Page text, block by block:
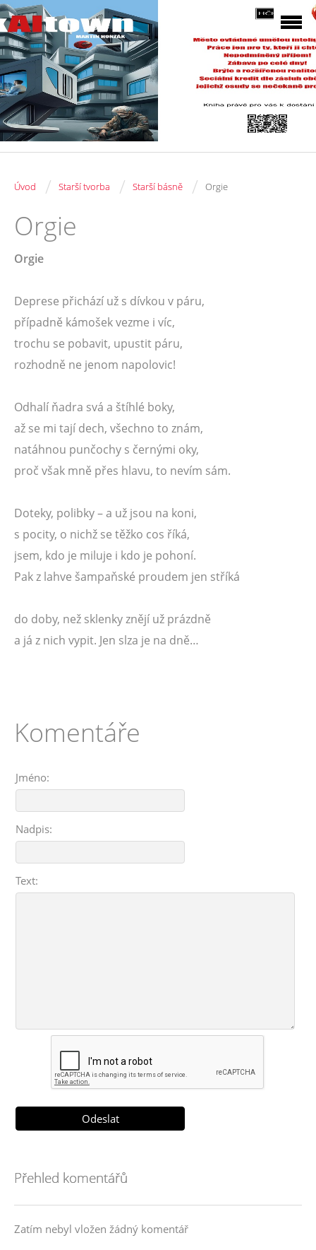
Úvod / Starší tvorba / Starší básně / Orgie
Orgie
Orgie
Deprese přichází už s dívkou v páru,
případně kámošek vezme i víc,
trochu se pobavit, upustit páru,
rozhodně ne jenom napolovic!
Odhalí ňadra svá a štíhlé boky,
až se mi tají dech, všechno to znám,
natáhnou punčochy s černými oky,
proč však mně přes hlavu, to nevím sám.
Doteky, polibky – a už jsou na koni,
s pocity, o nichž se těžko cos říká,
jsem, kdo je miluje i kdo je pohoní.
Pak z lahve šampaňské proudem jen stříká
do doby, než sklenky znějí už prázdně
a já z nich vypit. Jen slza je na dně…
Komentáře
Jméno:
Nadpis:
Text:
Přehled komentářů
Zatím nebyl vložen žádný komentář